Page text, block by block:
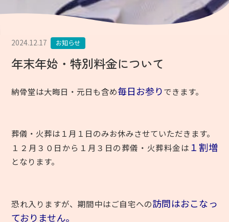
2024.12.17 お知らせ
年末年始・特別料金について
納骨堂は大晦日・元日も含め毎日お参りできます。
葬儀・火葬は１月１日のみお休みさせていただきます。
１２月３０日から１月３日の葬儀・火葬料金は １割増
となります。
恐れ入りますが、期間中はご自宅への訪問はおこなっ
ておりません。